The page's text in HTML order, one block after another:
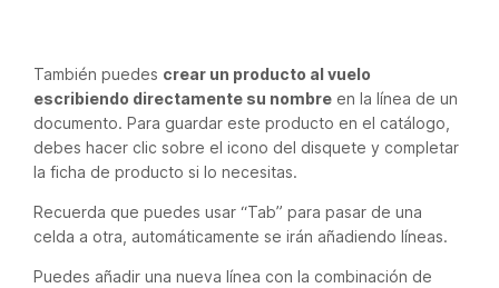
También puedes crear un producto al vuelo
escribiendo directamente su nombre en la línea de un
documento. Para guardar este producto en el catálogo,
debes hacer clic sobre el icono del disquete y completar
la ficha de producto si lo necesitas.
Recuerda que puedes usar “Tab” para pasar de una
celda a otra, automáticamente se irán añadiendo líneas.
Puedes añadir una nueva línea con la combinación de